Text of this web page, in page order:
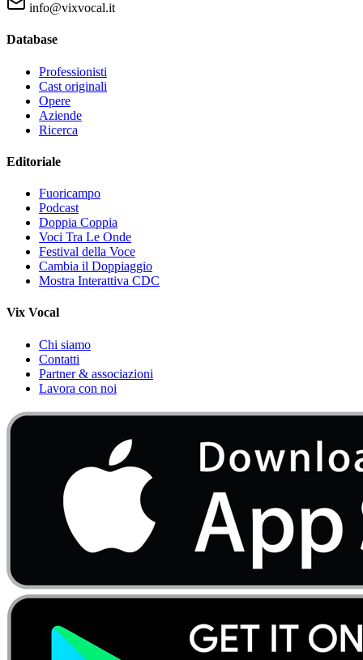
info@vixvocal.it
Database
Professionisti
Cast originali
Opere
Aziende
Ricerca
Editoriale
Fuoricampo
Podcast
Doppia Coppia
Voci Tra Le Onde
Festival della Voce
Cambia il Doppiaggio
Mostra Interattiva CDC
Vix Vocal
Chi siamo
Contatti
Partner & associazioni
Lavora con noi